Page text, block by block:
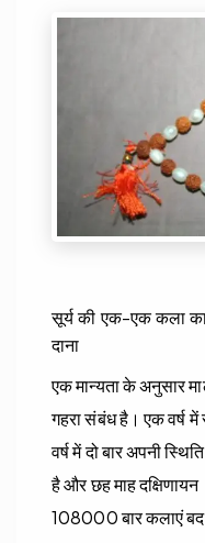
सूर्य की एक-एक कला
दाना
एक मान्यता के अनुसार
गहरा संबंध है। एक वर्ष
वर्ष में दो बार अपनी
है और छह माह
108000 बार कलाएं